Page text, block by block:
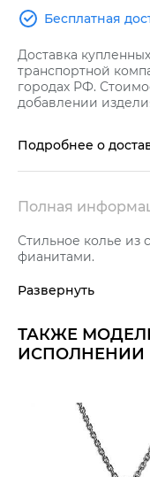
Бесплатная
Доставка
транспортной
городах РФ.
добавлении
Подробнее о
Полная
Стильное колье из
фианитами.
Развернуть
ТАКЖЕ
ИСПОЛНЕНИИ